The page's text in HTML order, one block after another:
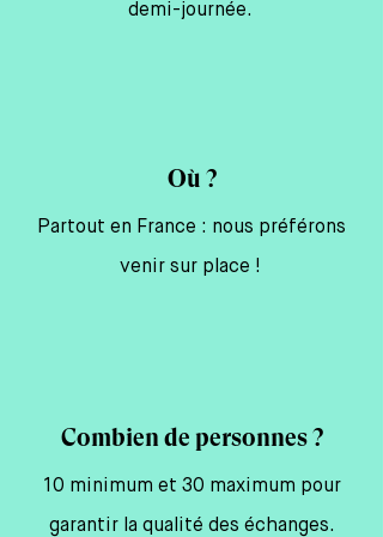
demi-journée.
Où ?
Partout en France : nous préférons
venir sur place !
Combien de personnes ?
10 minimum et 30 maximum pour
garantir la qualité des échanges.